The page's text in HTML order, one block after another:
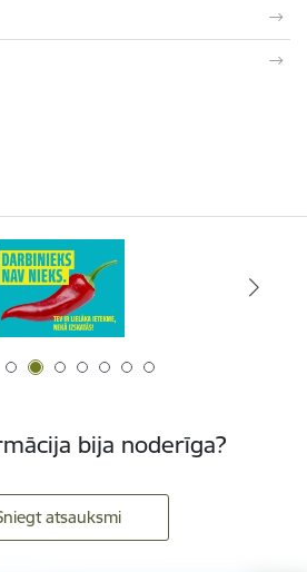
bija noderīga?
atsauksmi